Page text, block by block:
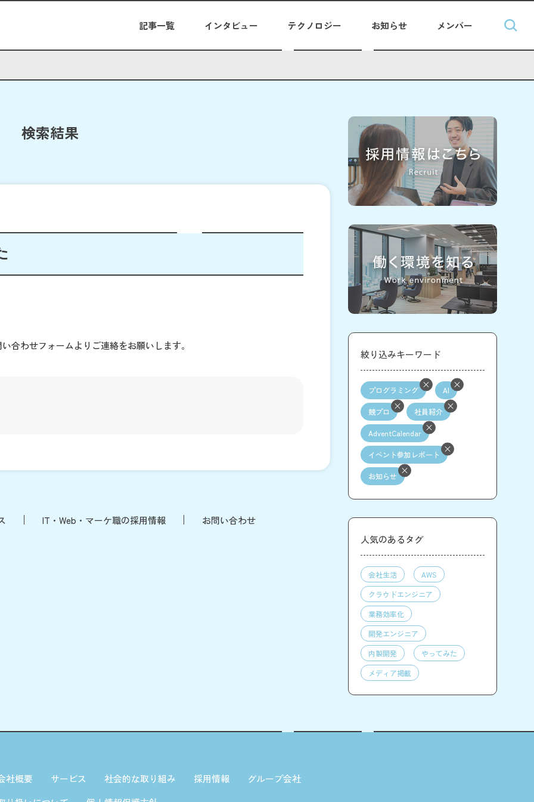
記事一覧 インタビュー テクノロジー お知らせ メンバー
検索結果
合わせフォームよりご連絡をお願いします。
IT・Web・マーケ職の採用情報 お問い合わせ
絞り込みキーワード
プログラミング AI
競プロ 社員紹介
AdventCalendar
イベント参加レポート
お知らせ
人気のあるタグ
会社生活
AWS
クラウドエンジニア
業務効率化
開発エンジニア
内製開発
やってみた
メディア掲載
社概要 サービス 社会的な取り組み 採用情報
グループ会社